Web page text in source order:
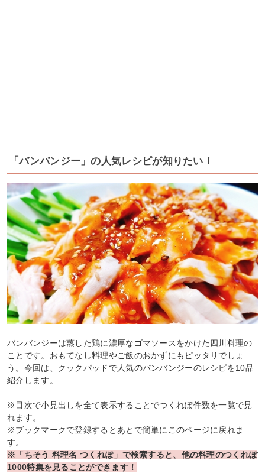
「バンバンジー」の人気レシピが知りたい！
バンバンジーは蒸した鶏に濃厚なゴマソースをかけた四川料理の
ことです。おもてなし料理やご飯のおかずにもピッタリでしょ
う。今回は、クックパッドで人気のバンバンジーのレシピを10品
紹介します。
※目次で小見出しを全て表示することでつくれぽ件数を一覧で見
れます。
※ブックマークで登録するとあとで簡単にこのページに戻れま
す。
※「ちそう 料理名 つくれぽ」で検索すると、他の料理のつくれぽ
1000特集を見ることができます！